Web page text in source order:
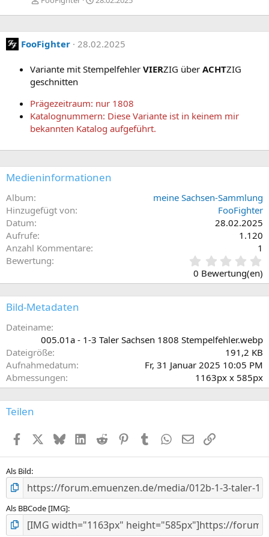
i
g
e
FooFighter 28.02.2025
Variante mit Stempelfehler VIERZIG über ACHTZIG
geschnitten
Prägezeitraum: nur 1808
Katalognummern: Diese Variante ist in keinem mir
bekannten Katalog aufgeführt.
Medieninformationen
Album
meine Sachsen-Sammlung
Hinzugefügt von
FooFighter
Datum
28.02.2025
Aufrufe
1.120
Anzahl Kommentare
1
Bewertung
0
0
r
n
)
0 Bewertung(en)
Bild-Metadaten
Dateiname
005.01a - 1-3 Taler Sachsen 1808 Stempelfehler.webp
Dateigröße
191,2 KB
Aufnahmedatum
Fr, 31 Januar 2025 10:05 PM
Abmessungen
1163px x 585px
Teilen
FacebookX (Twitter)
BlueskyLinkedInReddit PinterestTumblr WhatsApp
E-MailLink
Als Bild
Als BBCode [IMG]